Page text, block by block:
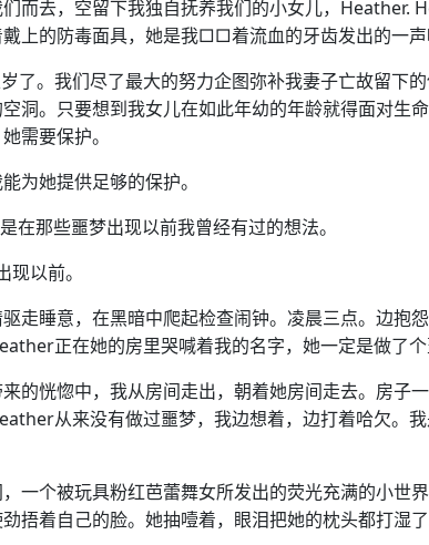
而去，空留下我独自抚养我们的小女儿，Heather.
上的防毒面具，她是我□□着流血的牙齿发出的一声
了。我们尽了最大的努力企图弥补我妻子亡故留下的
洞。只要想到我女儿在如此年幼的年龄就得面对生
需要保护。
为她提供足够的保护。
在那些噩梦出现以前我曾经有过的想法。
以前。
走睡意，在黑暗中爬起检查闹钟。凌晨三点。边抱
正在她的房里哭喊着我的名字，她一定是做了个
的恍惚中，我从房间走出，朝着她房间走去。房子
从来没有做过噩梦，我边想着，边打着哈欠。
一个被玩具粉红芭蕾舞女所发出的荧光充满的小世
捂着自己的脸。她抽噎着，眼泪把她的枕头都打湿了